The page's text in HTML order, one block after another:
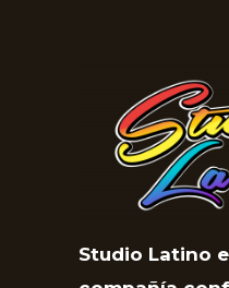
Studio Latino